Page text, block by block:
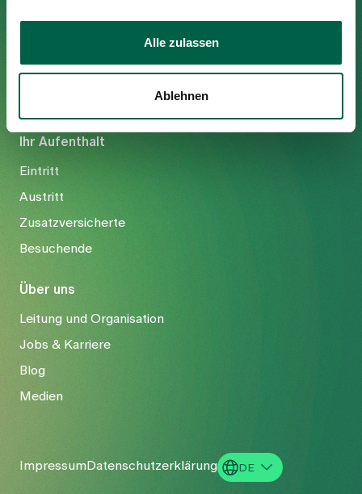
Alle zulassen
Ablehnen
Ihr Aufenthalt
Eintritt
Austritt
Zusatzversicherte
Besuchende
Über uns
Leitung und Organisation
Jobs & Karriere
Blog
Medien
ImpressumDatenschutzerklärung
DE